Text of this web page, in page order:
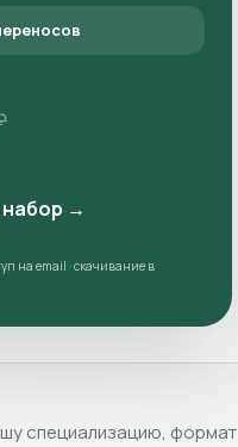
набор →
на email · скачивание в
специализацию, формат